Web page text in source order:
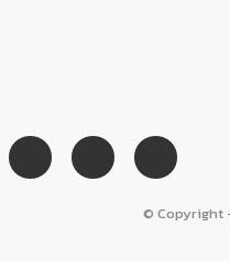
© Copyright